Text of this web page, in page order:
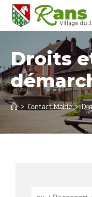
Droits
> Contact Mairie >